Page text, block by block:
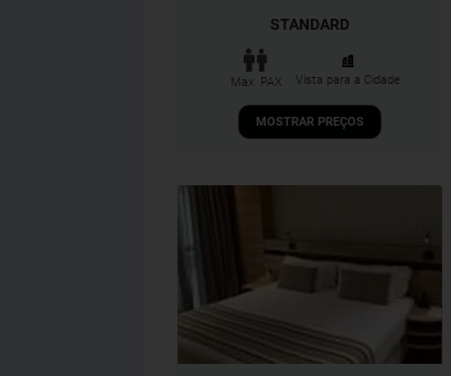
STANDARD
Max. PAX Vista para a Cidade
MOSTRAR PREÇOS